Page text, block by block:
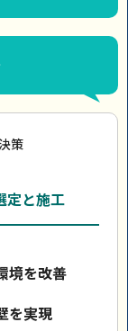
策
定と施工
境を改善
を実現